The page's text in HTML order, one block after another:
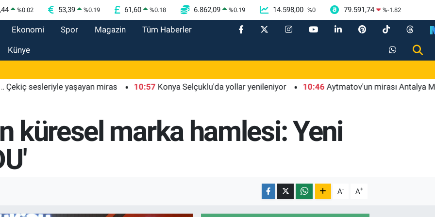
%0.02 53,39 %0.19 61,60 %0.18 6.862,09 %0.19 14.598,00 %0 79.591,74 %-1.82
Ekonomi Spor Magazin Tüm Haberler
Künye
sesleriyle yaşayan miras 10:57 Konya Selçuklu'da yollar yenileniyor 10:46 Aytmatov'un mirası Antalya
küresel marka hamlesi: Yeni
A- A+